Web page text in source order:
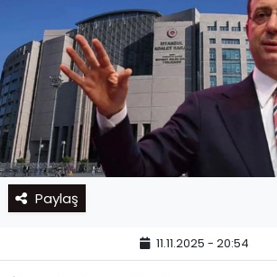
Paylaş
11.11.2025 - 20:54
Haber Arşivi